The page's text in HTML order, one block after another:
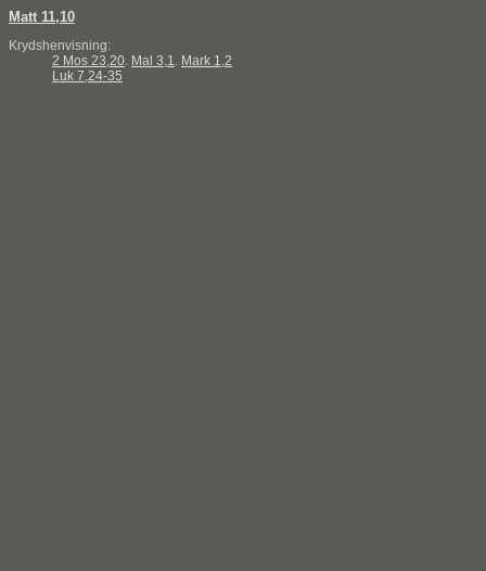
Matt 11,10
Krydshenvisning:
2 Mos 23,20. Mal 3,1. Mark 1,2
Luk 7,24-35